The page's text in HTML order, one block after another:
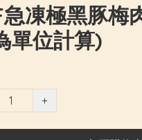
急凍極黑豚梅
單位計算)
+